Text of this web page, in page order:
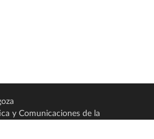
y Comunicaciones de la